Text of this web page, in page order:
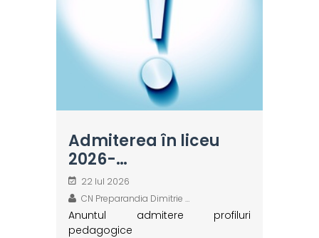
Admiterea în liceu
2026-…
22 Iul 2026
CN Preparandia Dimitrie …
Anuntul admitere profiluri
pedagogice